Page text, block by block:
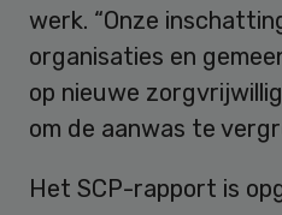
werk. “Onze
organisaties en
op nieuwe
om de aanwas te
Het SCP-rapport is